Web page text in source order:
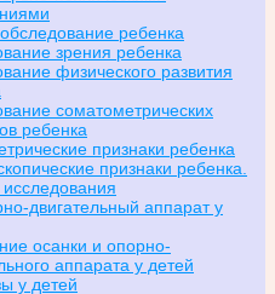
ребенка
зрения ребенка
физического развития
соматометрических
ребенка
признаки ребенка
признаки ребенка.
двигательный аппарат у
осанки и опорно-
аппарата у детей
у детей